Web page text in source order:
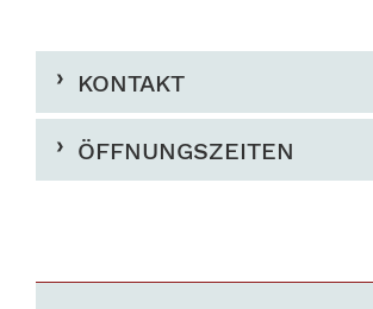
KONTAKT
ÖFFNUNGSZEITEN